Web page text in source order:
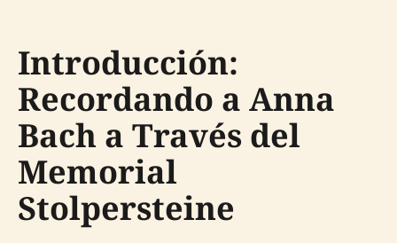
Introducción:
Recordando a Anna
Bach a Través del
Memorial
Stolpersteine